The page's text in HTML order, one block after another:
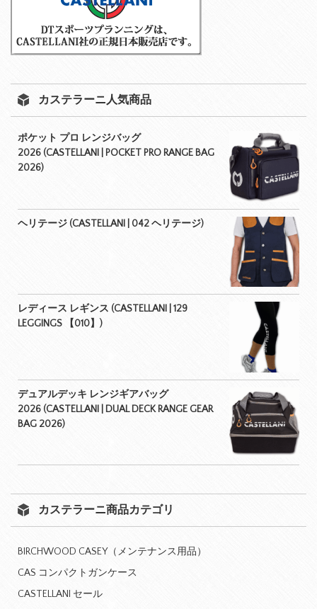
カステラーニ人気商品
ポケット プロ レンジバッグ
2026 (CASTELLANI | POCKET PRO RANGE BAG
2026)
ヘリテージ (CASTELLANI | 042 ヘリテージ)
レディース レギンス (CASTELLANI | 129
LEGGINGS 【010】)
デュアルデッキ レンジギアバッグ
2026 (CASTELLANI | DUAL DECK RANGE GEAR
BAG 2026)
カステラーニ商品カテゴリ
BIRCHWOOD CASEY（メンテナンス用品）
CAS コンパクトガンケース
CASTELLANI セール